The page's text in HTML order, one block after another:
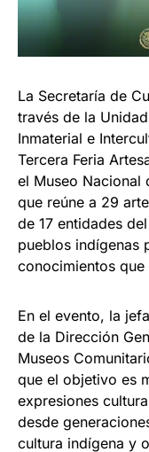
La Secretaría de
través de la
Inmaterial e
Tercera Feria
el Museo Nacional
que reúne a 29
de 17 entidades
pueblos indígenas
conocimientos
En el evento, la
de la Dirección
Museos
que el objetivo es
expresiones
desde
cultura indígena y